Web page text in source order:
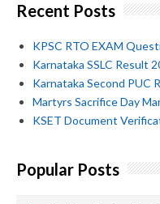
Recent Posts
KPSC RTO EXAM
Karnataka SSLC Result
Karnataka Second PUC
Martyrs Sacrifice Day
KSET Document
Popular Posts